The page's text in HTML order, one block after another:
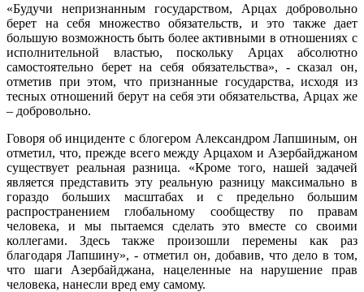
«Будучи непризнанным государством, Арцах добровольно
берет на себя множество обязательств, и это также дает
большую возможность быть более активными в отношениях с
исполнительной властью, поскольку Арцах абсолютно
самостоятельно берет на себя обязательства», - сказал он,
отметив при этом, что признанные государства, исходя из
тесных отношений берут на себя эти обязательства, Арцах же
– добровольно.
Говоря об инциденте с блогером Александром Лапшиным, он
отметил, что, прежде всего между Арцахом и Азербайджаном
существует реальная разница. «Кроме того, нашей задачей
является представить эту реальную разницу максимально в
гораздо больших масштабах и с предельно большим
распространением глобальному сообществу по правам
человека, и мы пытаемся сделать это вместе со своими
коллегами. Здесь также произошли перемены как раз
благодаря Лапшину», - отметил он, добавив, что дело в том,
что шаги Азербайджана, нацеленные на нарушение прав
человека, нанесли вред ему самому.